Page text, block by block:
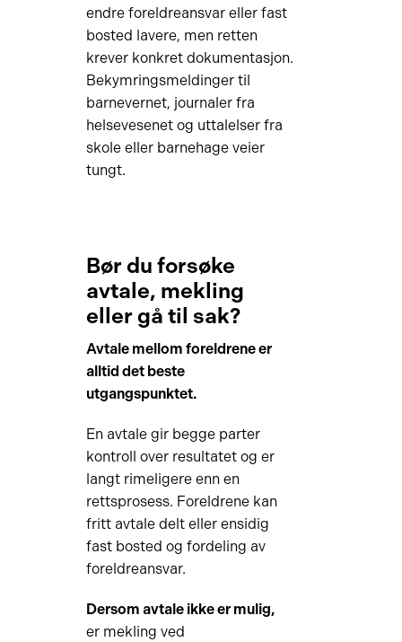
endre foreldreansvar eller fast
bosted lavere, men retten
krever konkret dokumentasjon.
Bekymringsmeldinger til
barnevernet, journaler fra
helsevesenet og uttalelser fra
skole eller barnehage veier
tungt.
Bør du forsøke
avtale, mekling
eller gå til sak?
Avtale mellom foreldrene er
alltid det beste
utgangspunktet.
En avtale gir begge parter
kontroll over resultatet og er
langt rimeligere enn en
rettsprosess. Foreldrene kan
fritt avtale delt eller ensidig
fast bosted og fordeling av
foreldreansvar.
Dersom avtale ikke er mulig,
er mekling ved